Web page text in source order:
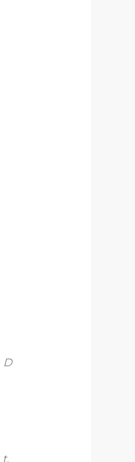
D
t,